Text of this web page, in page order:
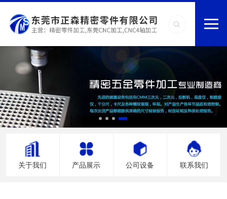
关于我们 产品展示 公司设备 联系我们